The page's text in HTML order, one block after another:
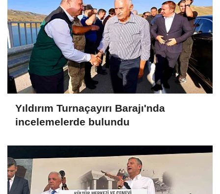
Yıldırım Turnaçayırı Barajı'nda
incelemelerde bulundu